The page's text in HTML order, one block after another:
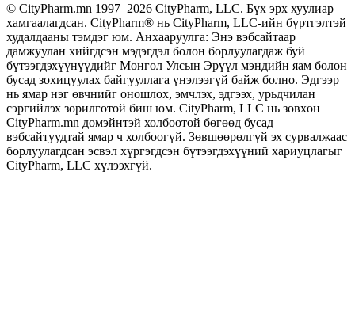
© CityPharm.mn 1997–2026 CityPharm, LLC. Бүх эрх хуулиар
хамгаалагдсан. CityPharm® нь CityPharm, LLC-ийн бүртгэлтэй
худалдааны тэмдэг юм. Анхааруулга: Энэ вэбсайтаар
дамжуулан хийгдсэн мэдэгдэл болон борлуулагдаж буй
бүтээгдэхүүнүүдийг Монгол Улсын Эрүүл мэндийн яам болон
бусад зохицуулах байгууллага үнэлээгүй байж болно. Эдгээр
нь ямар нэг өвчнийг оношлох, эмчлэх, эдгээх, урьдчилан
сэргийлэх зорилготой биш юм. CityPharm, LLC нь зөвхөн
CityPharm.mn домэйнтэй холбоотой бөгөөд бусад
вэбсайтуудтай ямар ч холбоогүй. Зөвшөөрөлгүй эх сурвалжаас
борлуулагдсан эсвэл хүргэгдсэн бүтээгдэхүүний хариуцлагыг
CityPharm, LLC хүлээхгүй.